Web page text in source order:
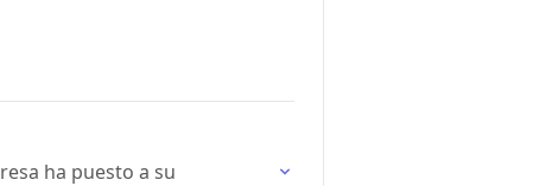
ha puesto a su